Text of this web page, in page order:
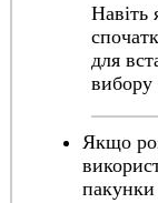
Навіть
для
вибору
Якщо
пакунки